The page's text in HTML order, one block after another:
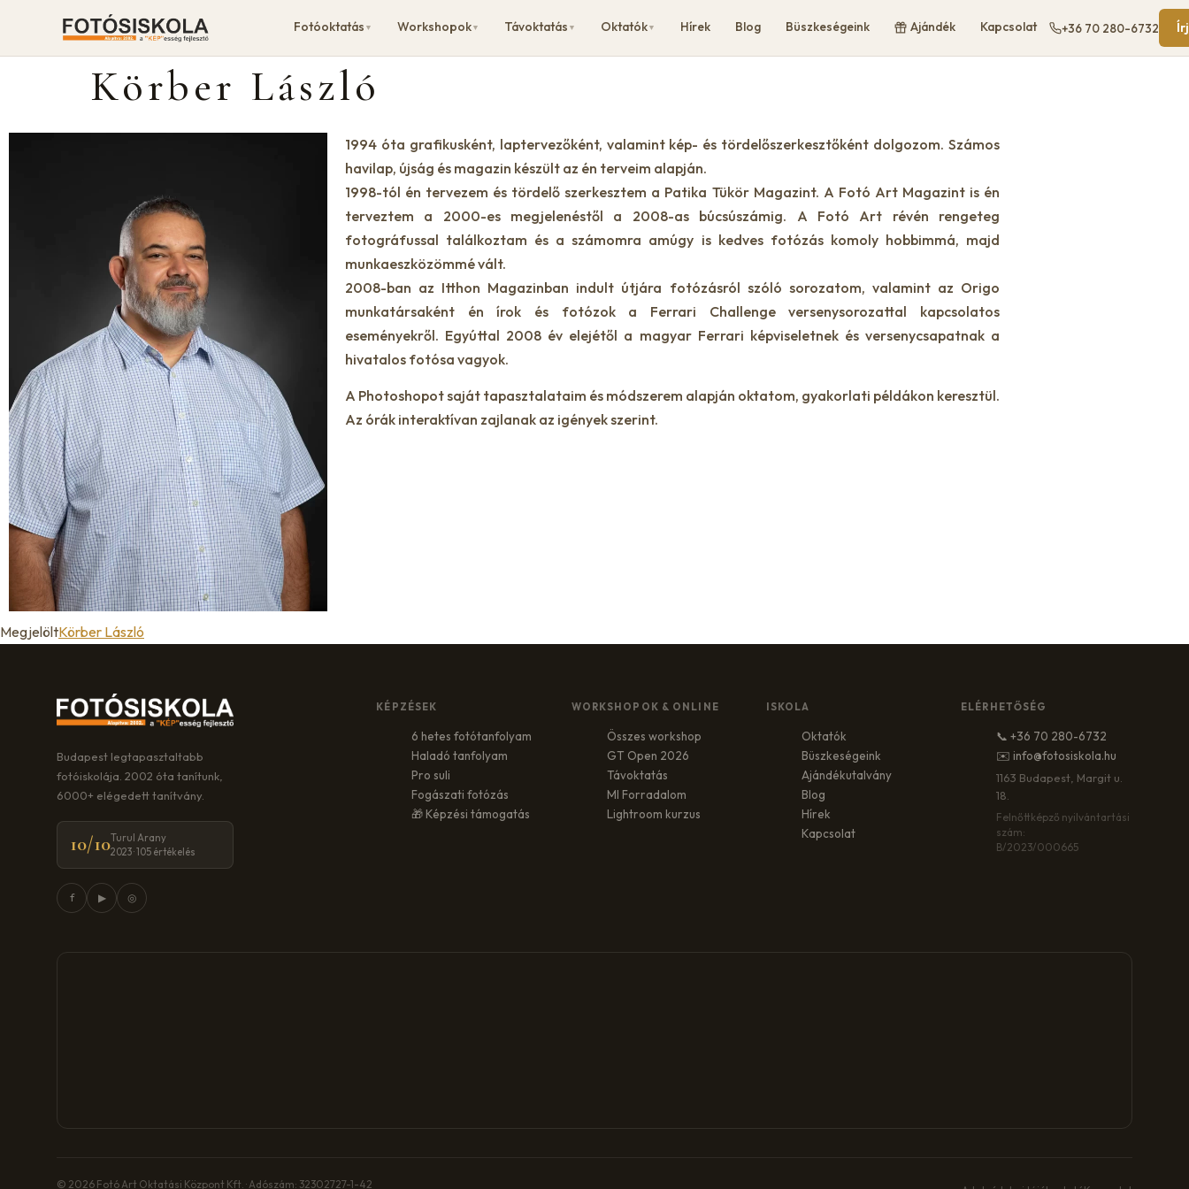
Fotóoktatás ▼ Workshopok▼ Távoktatás ▼ Oktatók▼ Hírek Blog Büszkeségeink Ajándék Kapcsolat +36 70 280-6732
Körber László
1994 óta grafikusként, laptervezőként, valamint kép- és tördelőszerkesztőként dolgozom. Számos
havilap, újság és magazin készült az én terveim alapján.
1998-tól én tervezem és tördelő szerkesztem a Patika Tükör Magazint. A Fotó Art Magazint is én
terveztem a 2000-es megjelenéstől a 2008-as búcsúszámig. A Fotó Art révén rengeteg
fotográfussal találkoztam és a számomra amúgy is kedves fotózás komoly hobbimmá, majd
munkaeszközömmé vált.
2008-ban az Itthon Magazinban indult útjára fotózásról szóló sorozatom, valamint az Origo
munkatársaként én írok és fotózok a Ferrari Challenge versenysorozattal kapcsolatos
eseményekről. Egyúttal 2008 év elejétől a magyar Ferrari képviseletnek és versenycsapatnak a
hivatalos fotósa vagyok.
A Photoshopot saját tapasztalataim és módszerem alapján oktatom, gyakorlati példákon keresztül.
Az órák interaktívan zajlanak az igények szerint.
MegjelöltKörber László
Budapest legtapasztaltabb
fotóiskolája. 2002 óta tanítunk,
6000+ elégedett tanítvány.
10/10Turul Arany
2023 · 105 értékelés
f ▶ ◎
KÉPZÉSEK
6 hetes fotótanfolyam
Haladó tanfolyam
Pro suli
Fogászati fotózás
🎁 Képzési támogatás
WORKSHOPOK & ONLINE
Összes workshop
GT Open 2026
Távoktatás
MI Forradalom
Lightroom kurzus
ISKOLA
Oktatók
Büszkeségeink
Ajándékutalvány
Blog
Hírek
Kapcsolat
ELÉRHETŐSÉG
📞 +36 70 280-6732
✉️ info@fotosiskola.hu
1163 Budapest, Margit u.
18.
Felnőttképző nyilvántartási
szám:
B/2023/000665
© 2026 Fotó Art Oktatási Központ Kft. · Adószám: 32302727-1-42